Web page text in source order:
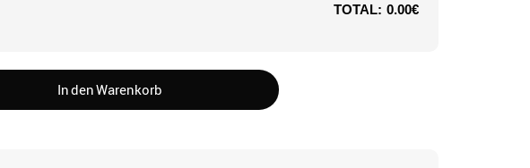
TOTAL: 0.00€
In den Warenkorb